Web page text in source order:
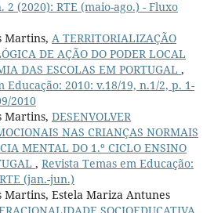
2 (2020): RTE (maio-ago.) - Fluxo
Martins, A TERRITORIALIZAÇÃO
DE AÇÃO DO PODER LOCAL
DAS ESCOLAS EM PORTUGAL ,
Educação: 2010: v.18/19, n.1/2, p. 1-
2010
Martins, DESENVOLVER
NAS CRIANÇAS NORMAIS
MENTAL DO 1.º CICLO ENSINO
, Revista Temas em Educação:
(jan.-jun.)
Martins, Estela Mariza Antunes